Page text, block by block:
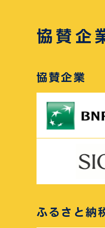
協賛企
協賛企業
ふるさと納